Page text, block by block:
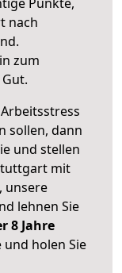
nach
zum
sollen, dann
und stellen
mit
, unsere
lehnen Sie
8 Jahre
holen Sie